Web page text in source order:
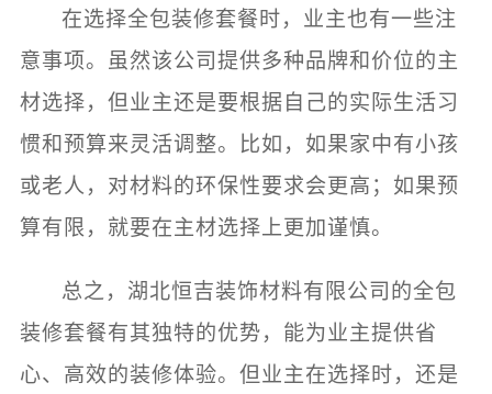
在选择全包装修套餐时，业主也有一些注
意事项。虽然该公司提供多种品牌和价位的主
材选择，但业主还是要根据自己的实际生活习
惯和预算来灵活调整。比如，如果家中有小孩
或老人，对材料的环保性要求会更高；如果预
算有限，就要在主材选择上更加谨慎。
总之，湖北恒吉装饰材料有限公司的全包
装修套餐有其独特的优势，能为业主提供省
心、高效的装修体验。但业主在选择时，还是